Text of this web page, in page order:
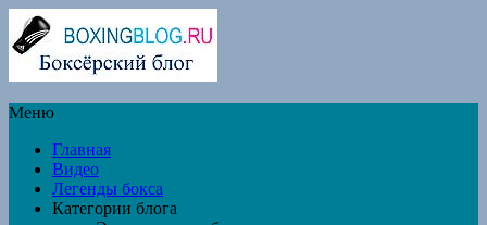
Меню
Главная
Видео
Легенды бокса
Категории блога